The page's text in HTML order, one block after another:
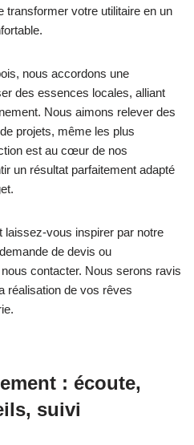
transformer votre utilitaire en un
nous accordons une
des essences locales, alliant
Nous aimons relever des
projets, même les plus
est au cœur de nos
un résultat parfaitement adapté
laissez-vous inspirer par notre
de devis ou
nous contacter. Nous serons ravis
réalisation de vos rêves
: écoute,
suivi